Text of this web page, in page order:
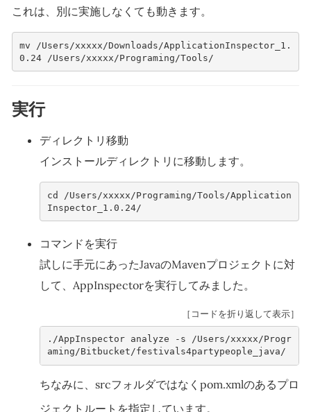
これは、別に実施しなくても動きます。
mv /Users/xxxxx/Downloads/ApplicationInspector_1.
0.24 /Users/xxxxx/Programing/Tools/
実行
ディレクトリ移動
インストールディレクトリに移動します。
cd /Users/xxxxx/Programing/Tools/Application
Inspector_1.0.24/
コマンドを実行
試しに手元にあったJavaのMavenプロジェクトに対
して、AppInspectorを実行してみました。
［コードを折り返して表示］
./AppInspector analyze -s /Users/xxxxx/Progr
ちなみに、srcフォルダではなくpom.xmlのあるプロ
ジェクトルートを指定しています。